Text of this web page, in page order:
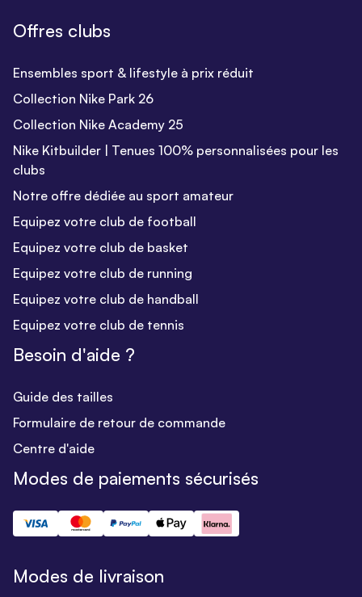
Offres clubs
Ensembles sport & lifestyle à prix réduit
Collection Nike Park 26
Collection Nike Academy 25
Nike Kitbuilder | Tenues 100% personnalisées pour les
clubs
Notre offre dédiée au sport amateur
Equipez votre club de football
Equipez votre club de basket
Equipez votre club de running
Equipez votre club de handball
Equipez votre club de tennis
Besoin d'aide ?
Guide des tailles
Formulaire de retour de commande
Centre d'aide
Modes de paiements sécurisés
Modes de livraison